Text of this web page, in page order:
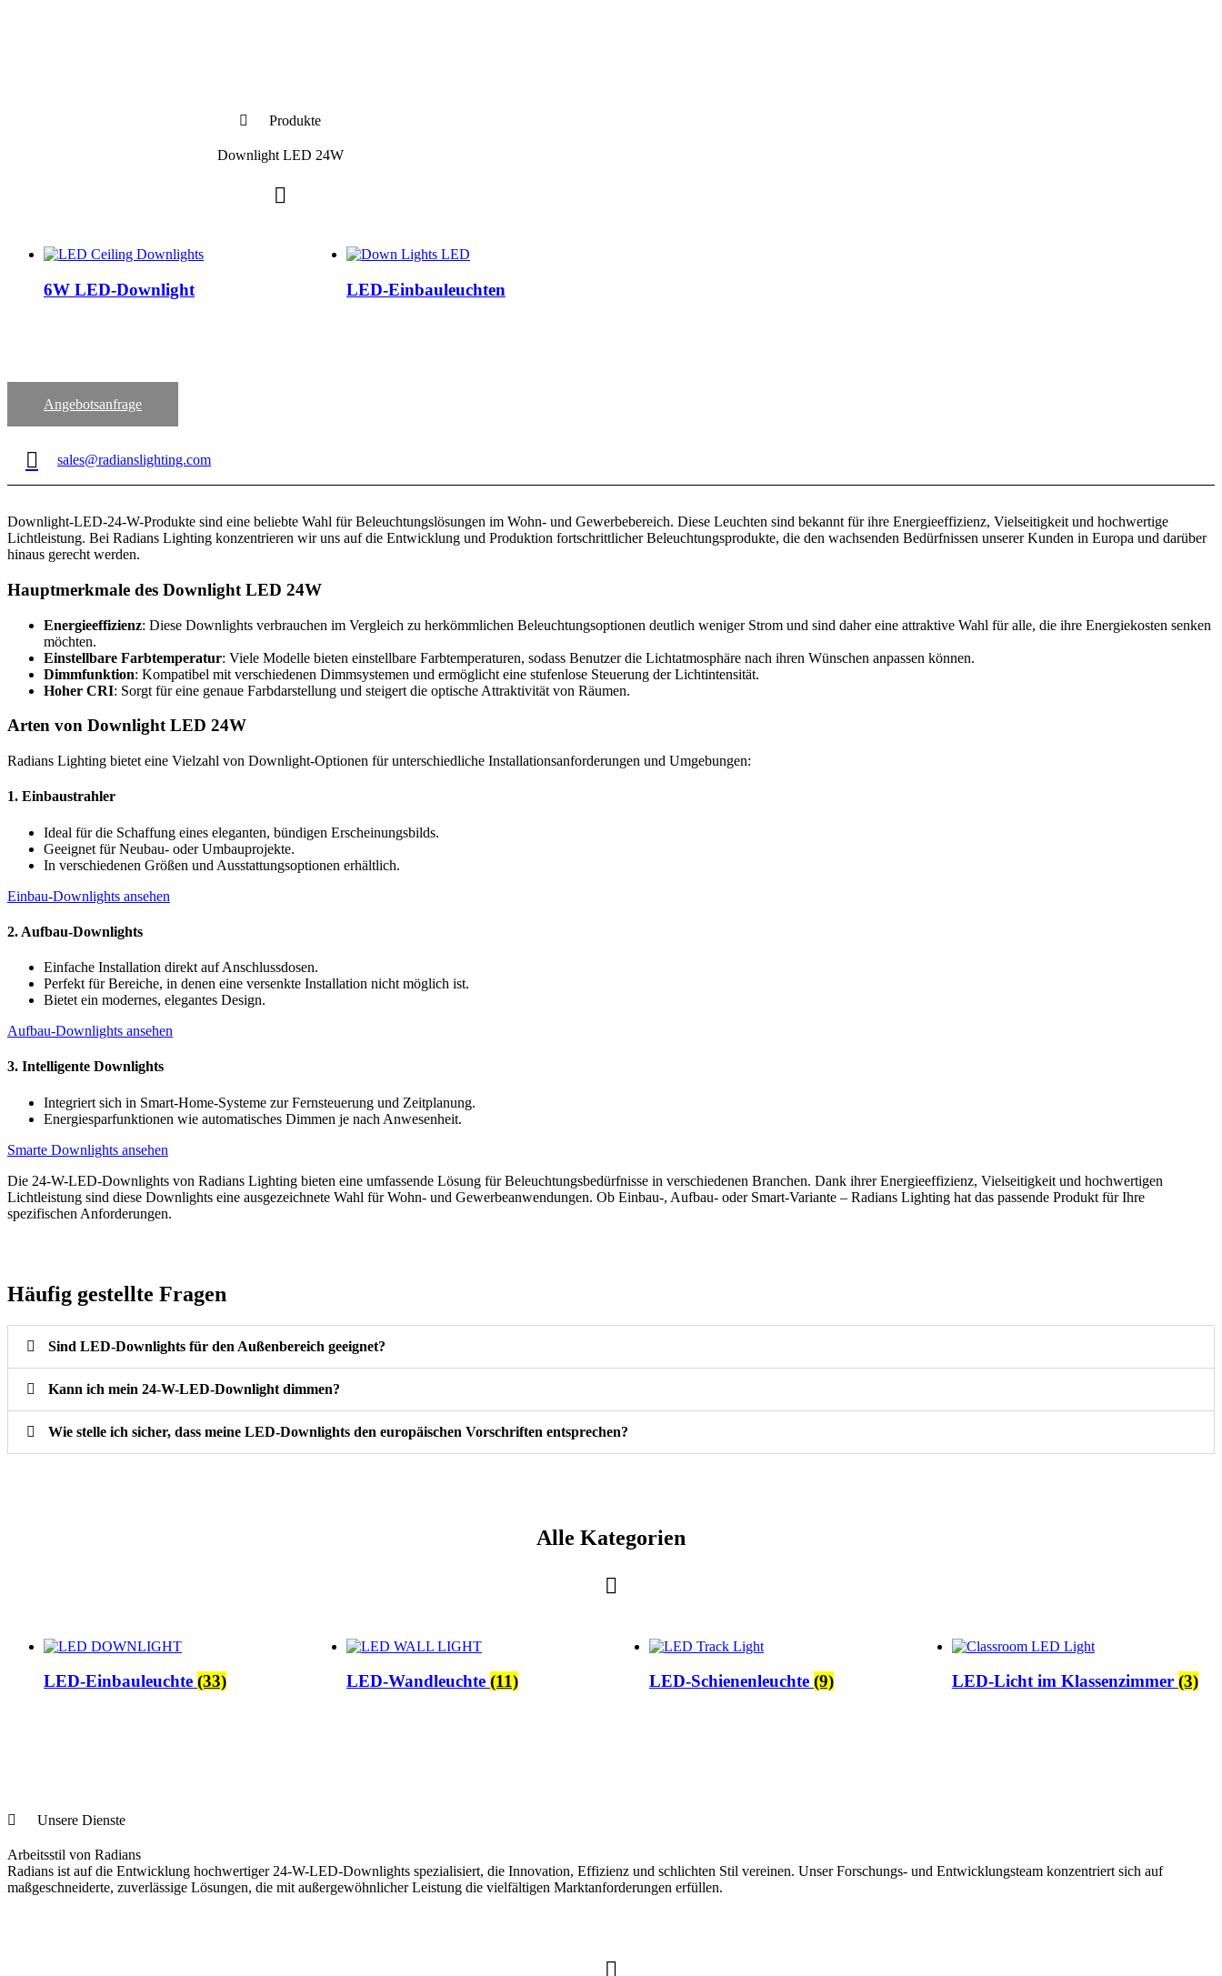
Produkte
Downlight LED 24W
6W LED-Downlight LED-Einbauleuchten
Angebotsanfrage
sales@radianslighting.com
Downlight-LED-24-W-Produkte sind eine beliebte Wahl für Beleuchtungslösungen im Wohn- und Gewerbebereich. Diese Leuchten sind bekannt für ihre Energieeffizienz, Vielseitigkeit und hochwertige
Lichtleistung. Bei Radians Lighting konzentrieren wir uns auf die Entwicklung und Produktion fortschrittlicher Beleuchtungsprodukte, die den wachsenden Bedürfnissen unserer Kunden in Europa und darüber
hinaus gerecht werden.
Hauptmerkmale des Downlight LED 24W
Energieeffizienz: Diese Downlights verbrauchen im Vergleich zu herkömmlichen Beleuchtungsoptionen deutlich weniger Strom und sind daher eine attraktive Wahl für alle, die ihre Energiekosten senken
möchten.
Einstellbare Farbtemperatur: Viele Modelle bieten einstellbare Farbtemperaturen, sodass Benutzer die Lichtatmosphäre nach ihren Wünschen anpassen können.
Dimmfunktion: Kompatibel mit verschiedenen Dimmsystemen und ermöglicht eine stufenlose Steuerung der Lichtintensität.
Hoher CRI: Sorgt für eine genaue Farbdarstellung und steigert die optische Attraktivität von Räumen.
Arten von Downlight LED 24W
Radians Lighting bietet eine Vielzahl von Downlight-Optionen für unterschiedliche Installationsanforderungen und Umgebungen:
1. Einbaustrahler
Ideal für die Schaffung eines eleganten, bündigen Erscheinungsbilds.
Geeignet für Neubau- oder Umbauprojekte.
In verschiedenen Größen und Ausstattungsoptionen erhältlich.
Einbau-Downlights ansehen
2. Aufbau-Downlights
Einfache Installation direkt auf Anschlussdosen.
Perfekt für Bereiche, in denen eine versenkte Installation nicht möglich ist.
Bietet ein modernes, elegantes Design.
Aufbau-Downlights ansehen
3. Intelligente Downlights
Integriert sich in Smart-Home-Systeme zur Fernsteuerung und Zeitplanung.
Energiesparfunktionen wie automatisches Dimmen je nach Anwesenheit.
Smarte Downlights ansehen
Die 24-W-LED-Downlights von Radians Lighting bieten eine umfassende Lösung für Beleuchtungsbedürfnisse in verschiedenen Branchen. Dank ihrer Energieeffizienz, Vielseitigkeit und hochwertigen
Lichtleistung sind diese Downlights eine ausgezeichnete Wahl für Wohn- und Gewerbeanwendungen. Ob Einbau-, Aufbau- oder Smart-Variante – Radians Lighting hat das passende Produkt für Ihre
spezifischen Anforderungen.
Häufig gestellte Fragen
Sind LED-Downlights für den Außenbereich geeignet?
Kann ich mein 24-W-LED-Downlight dimmen?
Wie stelle ich sicher, dass meine LED-Downlights den europäischen Vorschriften entsprechen?
Alle Kategorien
LED-Einbauleuchte (33) LED-Wandleuchte (11) LED-Schienenleuchte (9) LED-Licht im Klassenzimmer (3)
Unsere Dienste
Arbeitsstil von Radians
Radians ist auf die Entwicklung hochwertiger 24-W-LED-Downlights spezialisiert, die Innovation, Effizienz und schlichten Stil vereinen. Unser Forschungs- und Entwicklungsteam konzentriert sich auf
maßgeschneiderte, zuverlässige Lösungen, die mit außergewöhnlicher Leistung die vielfältigen Marktanforderungen erfüllen.